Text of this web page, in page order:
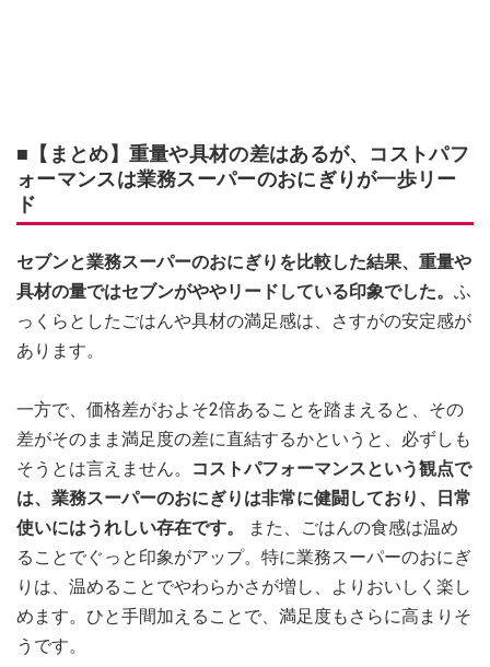
■【まとめ】重量や具材の差はあるが、コストパフ
ォーマンスは業務スーパーのおにぎりが一歩リー
ド
セブンと業務スーパーのおにぎりを比較した結果、重量や
具材の量ではセブンがややリードしている印象でした。 ふ
っくらとしたごはんや具材の満足感は、さすがの安定感が
あります。
一方で、価格差がおよそ2倍あることを踏まえると、その
差がそのまま満足度の差に直結するかというと、必ずしも
そうとは言えません。
コストパフォーマンスという観点で
は、業務スーパーのおにぎりは非常に健闘しており、日常
使いにはうれしい存在です。
また、ごはんの食感は温め
ることでぐっと印象がアップ。特に業務スーパーのおにぎ
りは、温めることでやわらかさが増し、よりおいしく楽し
めます。ひと手間加えることで、満足度もさらに高まりそ
うです。